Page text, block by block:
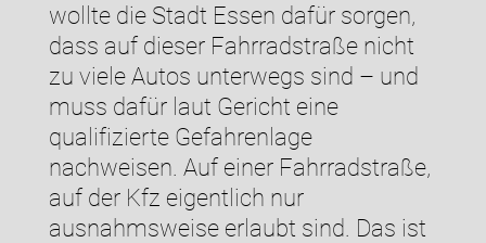
wollte die Stadt Essen dafür sorgen,
dass auf dieser Fahrradstraße nicht
zu viele Autos unterwegs sind – und
muss dafür laut Gericht eine
qualifizierte Gefahrenlage
nachweisen. Auf einer Fahrradstraße,
auf der Kfz eigentlich nur
ausnahmsweise erlaubt sind. Das ist